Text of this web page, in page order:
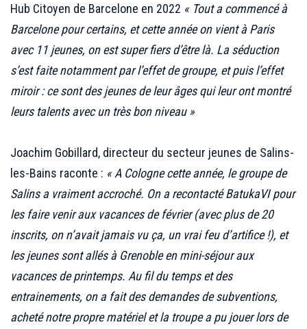
Hub Citoyen de Barcelone en 2022 « Tout a commencé à
Barcelone pour certains, et cette année on vient à Paris
avec 11 jeunes, on est super fiers d’être là. La séduction
s’est faite notamment par l’effet de groupe, et puis l’effet
miroir : ce sont des jeunes de leur âges qui leur ont montré
leurs talents avec un très bon niveau »
Joachim Gobillard, directeur du secteur jeunes de Salins-
les-Bains raconte : « A Cologne cette année, le groupe de
Salins a vraiment accroché. On a recontacté BatukaVI pour
les faire venir aux vacances de février (avec plus de 20
inscrits, on n’avait jamais vu ça, un vrai feu d’artifice !), et
les jeunes sont allés à Grenoble en mini-séjour aux
vacances de printemps. Au fil du temps et des
entrainements, on a fait des demandes de subventions,
acheté notre propre matériel et la troupe a pu jouer lors de